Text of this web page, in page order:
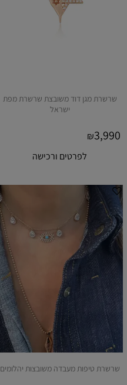
שרשרת מגן דוד משובצת שרשרת מפת
ישראל
₪3,990
לפרטים ורכישה
שרשרת טיפות מעבדה משובצות יהלומים